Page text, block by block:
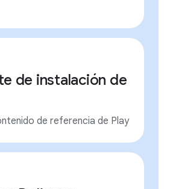
de instalación de
de referencia de Play